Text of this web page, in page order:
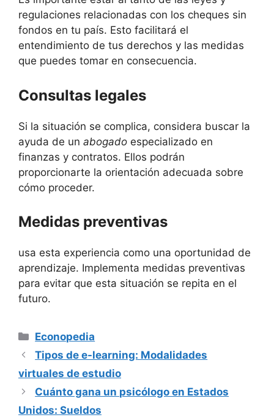
regulaciones relacionadas con los cheques sin
fondos en tu país. Esto facilitará el
entendimiento de tus derechos y las medidas
que puedes tomar en consecuencia.
Consultas legales
Si la situación se complica, considera buscar la
ayuda de un abogado especializado en
finanzas y contratos. Ellos podrán
proporcionarte la orientación adecuada sobre
cómo proceder.
Medidas preventivas
usa esta experiencia como una oportunidad de
aprendizaje. Implementa medidas preventivas
para evitar que esta situación se repita en el
futuro.
Categorías
Econopedia
Tipos de e-learning: Modalidades
virtuales de estudio
Cuánto gana un psicólogo en Estados
Unidos: Sueldos